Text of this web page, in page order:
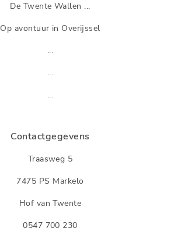
De Twente Wallen ...
Op avontuur in Overijssel
...
...
...
Contactgegevens
Traasweg 5
7475 PS Markelo
Hof van Twente
0547 700 230